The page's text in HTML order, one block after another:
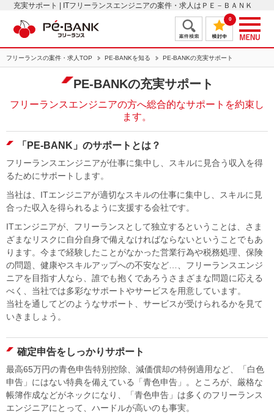
充実サポート | ITフリーランスエンジニアの案件・求人はＰＥ－ＢＡＮＫ
0
フリーランスの案件・求人TOP PE-BANKを知る PE-BANKの充実サポート
PE-BANKの充実サポート
フリーランスエンジニアの方へ総合的なサポートを約束し
ます。
「PE-BANK」のサポートとは？
フリーランスエンジニアが仕事に集中し、スキルに見合う収入を得
るためにサポートします。
当社は、ITエンジニアが適切なスキルの仕事に集中し、スキルに見
合った収入を得られるように支援する会社です。
ITエンジニアが、フリーランスとして独立するということは、さま
ざまなリスクに自分自身で備えなければならないということでもあ
ります。今まで経験したことがなかった営業行為や税務処理、保険
の問題、健康やスキルアップへの不安など…、フリーランスエンジ
ニアを目指す人なら、誰でも抱くであろうさまざまな問題に応える
べく、当社では多彩なサポートやサービスを用意しています。
当社を通してどのようなサポート、サービスが受けられるかを見て
いきましょう。
確定申告をしっかりサポート
最高65万円の青色申告特別控除、減価償却の特例適用など、「白色
申告」にはない特典を備えている「青色申告」。ところが、厳格な
帳簿作成などがネックになり、「青色申告」は多くのフリーランス
エンジニアにとって、ハードルが高いのも事実。